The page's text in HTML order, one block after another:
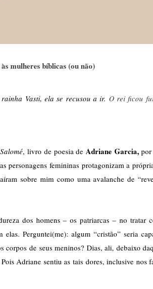
mulheres bíblicas (ou não)
Vasti, ela se recusou a ir. O rei ficou
, livro de poesia de Adriane Garcia, por
personagens femininas protagonizam a
sobre mim como uma avalanche de
dos homens – os patriarcas – no tratar
Perguntei(me): algum “cristão” seria
corpos de seus meninos? Dias, ali, debaixo
Adriane sentiu as tais dores, inclusive nos